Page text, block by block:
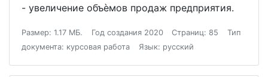
- увеличение объѐмов продаж предприятия.
Размер: 1.17 МБ. Год создания 2020 Страниц: 85
Тип
документа: курсовая работа
Язык: русский